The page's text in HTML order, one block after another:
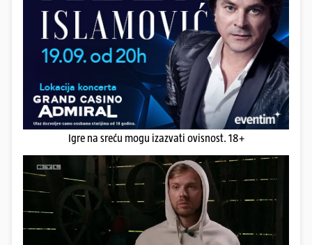
Igre na sreću mogu izazvati ovisnost. 18+